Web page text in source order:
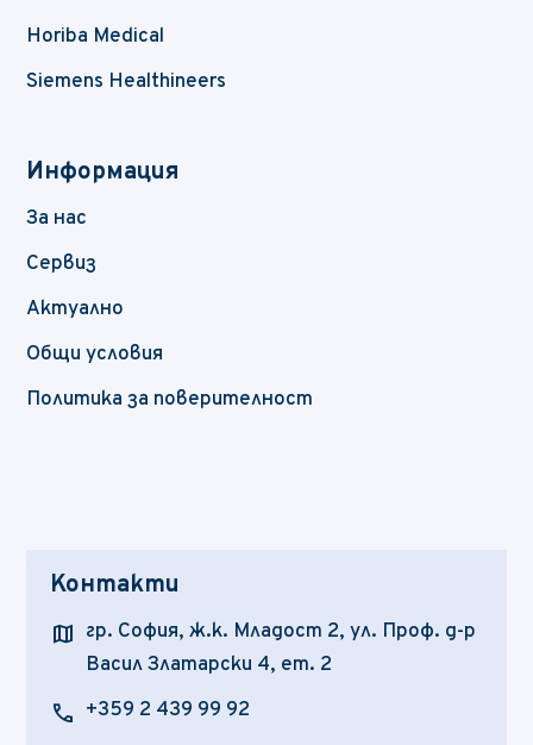
Horiba Medical
Siemens Healthineers
Информация
За нас
Сервиз
Актуално
Общи условия
Политика за поверителност
Контакти
map гр. София, ж.к. Младост 2, ул. Проф. д-р
Васил Златарски 4, ет. 2
call +359 2 439 99 92